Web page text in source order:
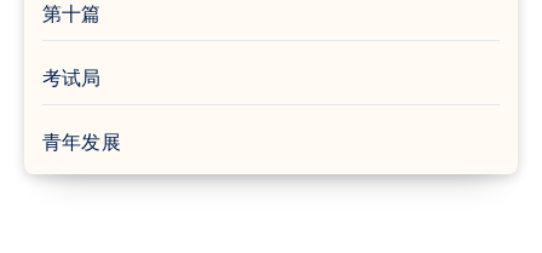
第十篇
考试局
青年发展